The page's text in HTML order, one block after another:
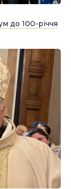
до 100-річчя